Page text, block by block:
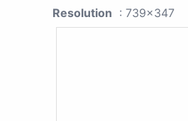
Resolution : 739x347